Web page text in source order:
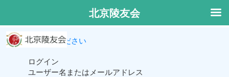
ログインしてください
ログイン
ユーザー名またはメールアドレス
北京陵友会